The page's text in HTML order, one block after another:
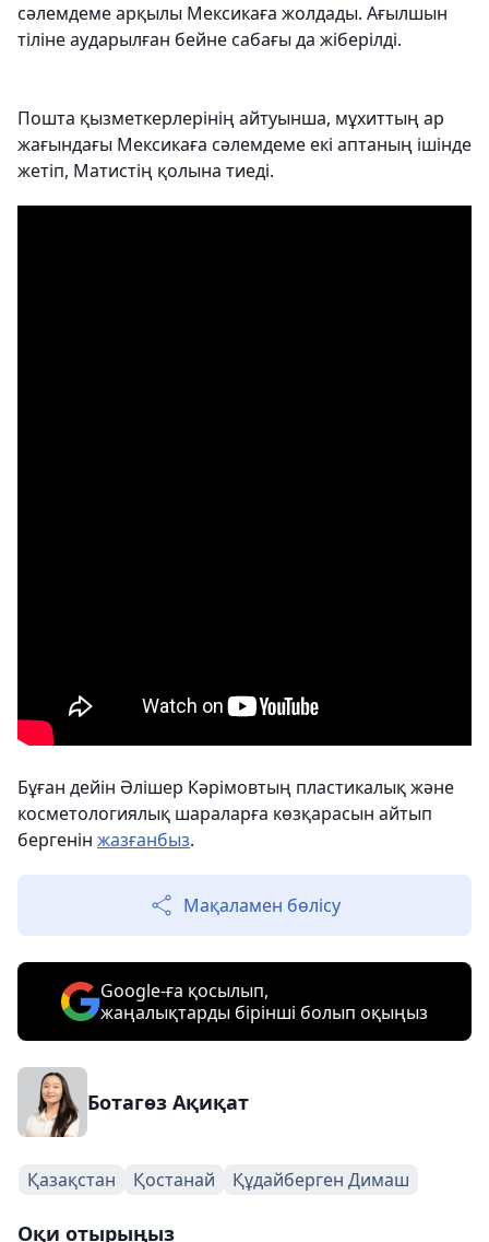
сәлемдеме арқылы Мексикаға жолдады. Ағылшын
тіліне аударылған бейне сабағы да жіберілді.
Пошта қызметкерлерінің айтуынша, мұхиттың ар
жағындағы Мексикаға сәлемдеме екі аптаның ішінде
жетіп, Матистің қолына тиеді.
Бұған дейін Әлішер Кәрімовтың пластикалық және
косметологиялық шараларға көзқарасын айтып
бергенін жазғанбыз.
Мақаламен бөлісу
Google-ға қосылып,
жаңалықтарды бірінші болып оқыңыз
Ботагөз Ақиқат
Қазақстан Қостанай Құдайберген Димаш
Оқи отырыңыз